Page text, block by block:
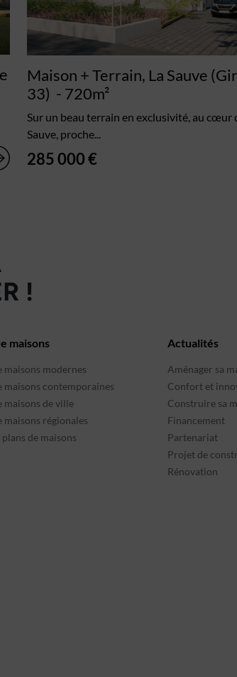
Maison + Terrain, La Sauve
33) - 720m²
Sur un beau terrain en exclusivité, au cœur
Sauve, proche...
285 000 €
!
maisons
maisons modernes
maisons contemporaines
maisons de ville
maisons régionales
plans de maisons
Actualités
Aménager sa
Confort et
Construire sa
Financement
Partenariat
Projet de
Rénovation